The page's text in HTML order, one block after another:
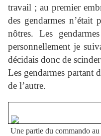
travail ; au premier
des gendarmes n’était
nôtres. Les
personnellement je
décidais donc de
Les gendarmes partant
de l’autre.
Une partie du commando